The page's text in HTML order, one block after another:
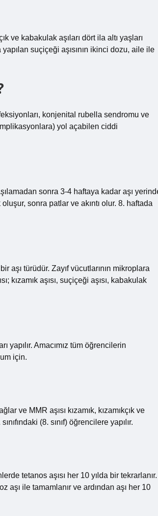
ve kabakulak aşıları dört ila altı yaşları
suçiçeği aşısının ikinci dozu, aile ile
konjenital rubella sendromu ve
yol açabilen ciddi
sonra 3-4 haftaya kadar aşı
sonra patlar ve akıntı olur. 8. haftada
aşı türüdür. Zayıf vücutlarının mikroplara
kızamık aşısı, suçiçeği aşısı, kabakulak
yapılır. Amacımız tüm öğrencilerin
için.
ve MMR aşısı kızamık, kızamıkçık ve
(8. sınıf) öğrencilere yapılır.
tetanos aşısı her 10 yılda bir tekrarlanır.
aşı ile tamamlanır ve ardından aşı her 10